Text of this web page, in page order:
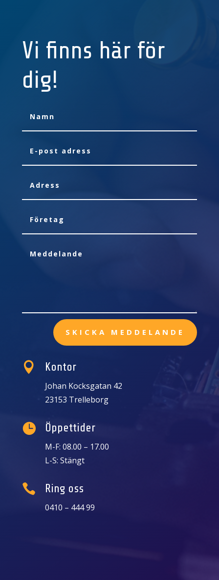
Vi finns här för
dig!
SKICKA MEDDELANDE
 Kontor
Johan Kocksgatan 42
23153 Trelleborg
 Öppettider
M-F: 08.00 – 17.00
L-S: Stängt
 Ring oss
0410 – 444 99